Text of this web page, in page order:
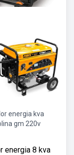
energia kva
gm 220v
energia 8 kva